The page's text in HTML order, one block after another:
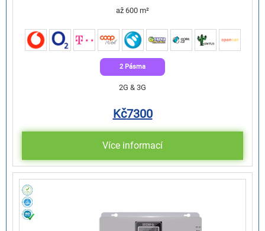
až 600 m²
2 Pásma
2G & 3G
Kč7300
Více informací